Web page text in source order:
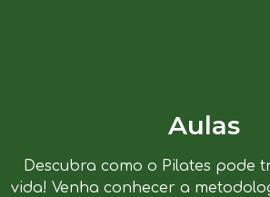
Aulas
Descubra como o Pilates pode
vida! Venha conhecer a